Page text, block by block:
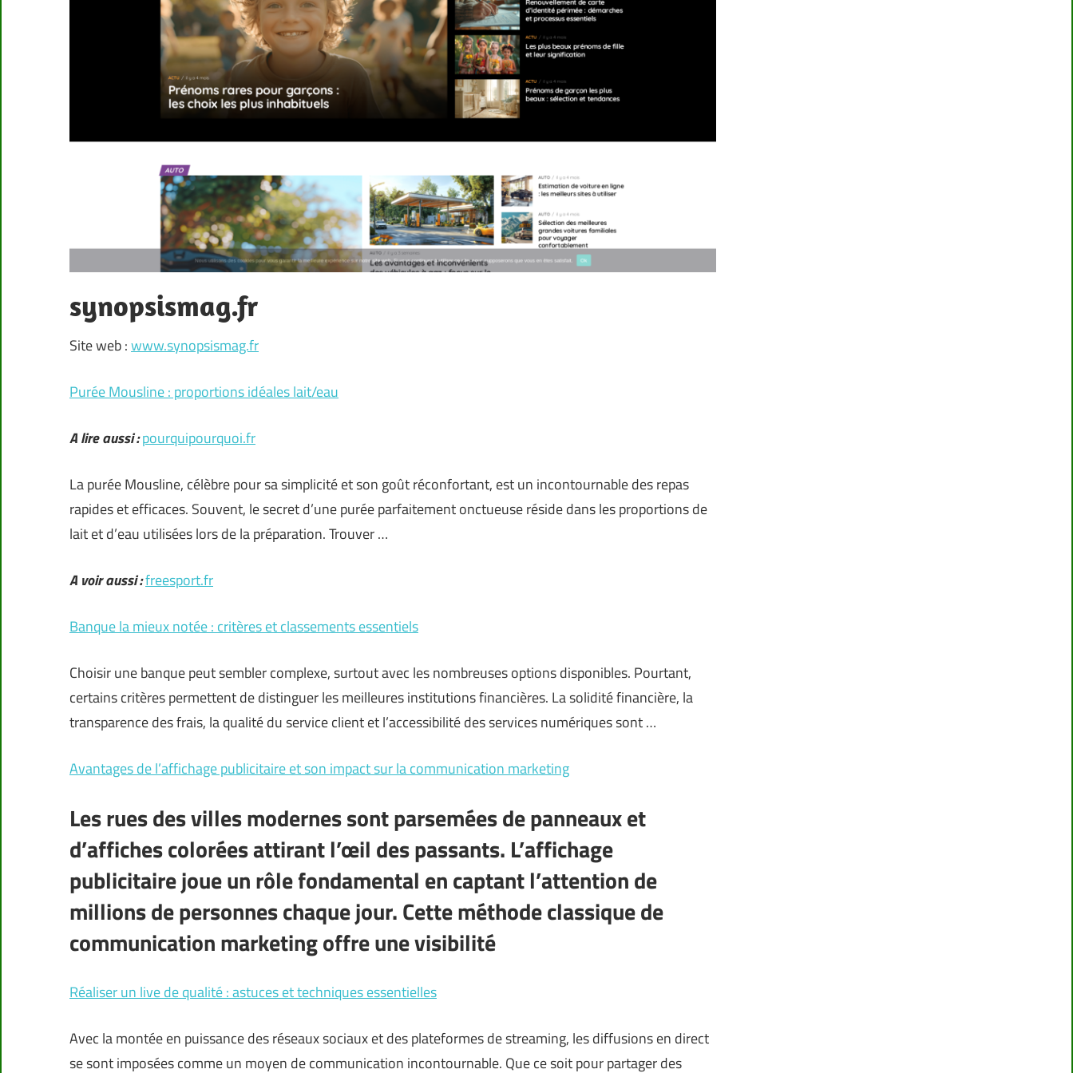
synopsismag.fr
Site web :www.synopsismag.fr
Purée Mousline : proportions idéales lait/eau
A lire aussi :pourquipourquoi.fr
La purée Mousline, célèbre pour sa simplicité et son goût réconfortant, est un incontournable des repas
rapides et efficaces. Souvent, le secret d’une purée parfaitement onctueuse réside dans les proportions de
lait et d’eau utilisées lors de la préparation. Trouver …
A voir aussi :freesport.fr
Banque la mieux notée : critères et classements essentiels
Choisir une banque peut sembler complexe, surtout avec les nombreuses options disponibles. Pourtant,
certains critères permettent de distinguer les meilleures institutions financières. La solidité financière, la
transparence des frais, la qualité du service client et l’accessibilité des services numériques sont …
Avantages de l’affichage publicitaire et son impact sur la communication marketing
Les rues des villes modernes sont parsemées de panneaux et
d’affiches colorées attirant l’œil des passants. L’affichage
publicitaire joue un rôle fondamental en captant l’attention de
millions de personnes chaque jour. Cette méthode classique de
communication marketing offre une visibilité
Réaliser un live de qualité : astuces et techniques essentielles
Avec la montée en puissance des réseaux sociaux et des plateformes de streaming, les diffusions en direct
se sont imposées comme un moyen de communication incontournable. Que ce soit pour partager des